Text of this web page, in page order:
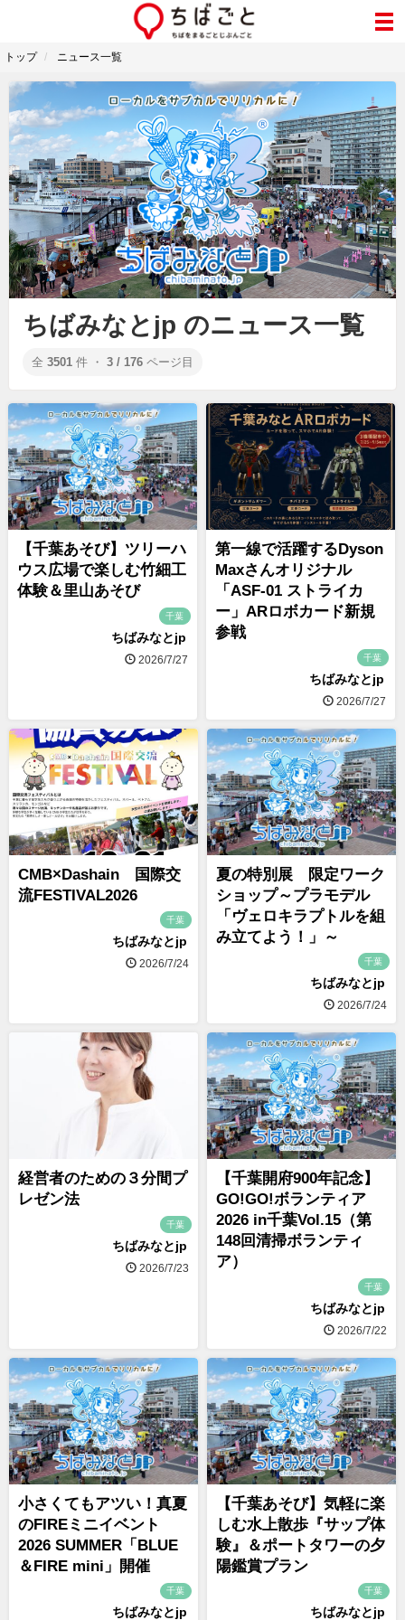
トップ ニュース一覧
ちばみなとjp のニュース一覧
全 3501 件 ・ 3 / 176 ページ目
【千葉あそび】ツリーハ
ウス広場で楽しむ竹細工
体験＆里山あそび
千葉
ちばみなとjp
2026/7/27
第一線で活躍するDyson
Maxさんオリジナル
「ASF-01 ストライカ
ー」ARロボカード新規
参戦
千葉
ちばみなとjp
2026/7/27
CMB×Dashain 国際交
流FESTIVAL2026
千葉
ちばみなとjp
2026/7/24
夏の特別展 限定ワーク
ショップ～プラモデル
「ヴェロキラプトルを組
み立てよう！」～
千葉
ちばみなとjp
2026/7/24
経営者のための３分間プ
レゼン法
千葉
ちばみなとjp
2026/7/23
【千葉開府900年記念】
GO!GO!ボランティア
2026 in千葉Vol.15（第
148回清掃ボランティ
ア）
千葉
ちばみなとjp
2026/7/22
小さくてもアツい！真夏
のFIREミニイベント
2026 SUMMER「BLUE
＆FIRE mini」開催
千葉
ちばみなとjp
【千葉あそび】気軽に楽
しむ水上散歩『サップ体
験』＆ポートタワーの夕
陽鑑賞プラン
千葉
ちばみなとjp